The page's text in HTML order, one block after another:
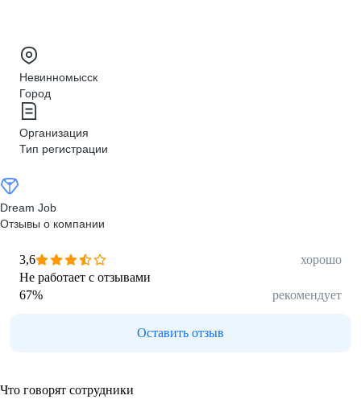
Невинномысск
Город
Организация
Тип регистрации
Dream Job
Отзывы о компании
3,6
хорошо
Не работает с отзывами
67% рекомендует
Оставить отзыв
Что говорят сотрудники